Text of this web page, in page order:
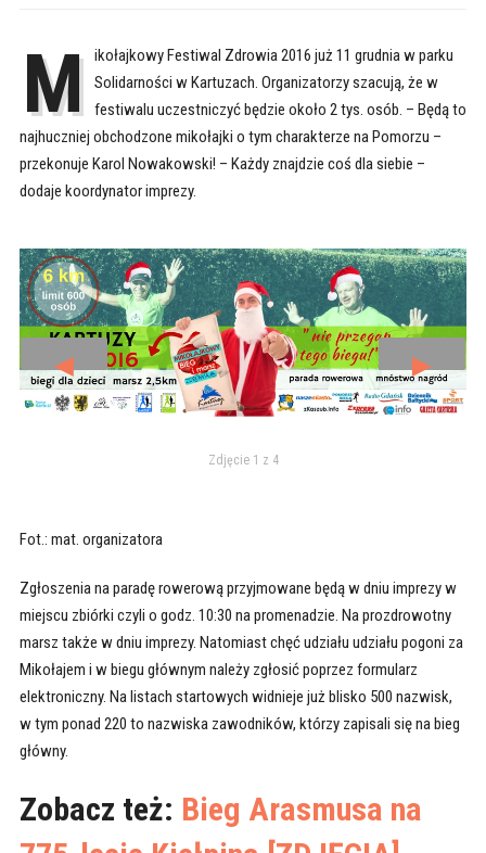
M ikołajkowy Festiwal Zdrowia 2016 już 11 grudnia w parku
Solidarności w Kartuzach. Organizatorzy szacują, że w
festiwalu uczestniczyć będzie około 2 tys. osób. – Będą to
najhuczniej obchodzone mikołajki o tym charakterze na Pomorzu –
przekonuje Karol Nowakowski! – Każdy znajdzie coś dla siebie –
dodaje koordynator imprezy.
◄ ►
Zdjęcie 1 z 4
Fot.: mat. organizatora
Zgłoszenia na paradę rowerową przyjmowane będą w dniu imprezy w
miejscu zbiórki czyli o godz. 10:30 na promenadzie. Na prozdrowotny
marsz także w dniu imprezy. Natomiast chęć udziału udziału pogoni za
Mikołajem i w biegu głównym należy zgłosić poprzez formularz
elektroniczny. Na listach startowych widnieje już blisko 500 nazwisk,
w tym ponad 220 to nazwiska zawodników, którzy zapisali się na bieg
główny.
Zobacz też: Bieg Arasmusa na